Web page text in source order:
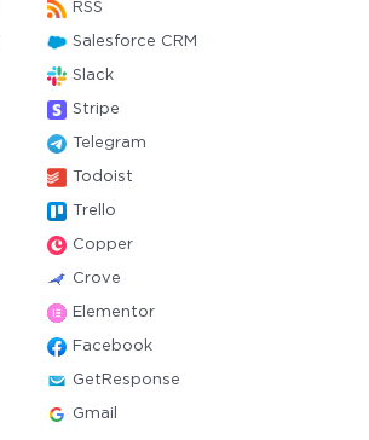
RSS
Salesforce CRM
Slack
Stripe
Telegram
Todoist
Trello
Copper
Crove
Elementor
Facebook
GetResponse
Gmail